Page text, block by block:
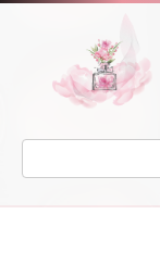
Перейти
Поиск: